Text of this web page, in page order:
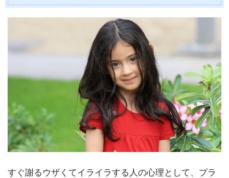
すぐ謝るウザくてイライラする人の心理として、プラ